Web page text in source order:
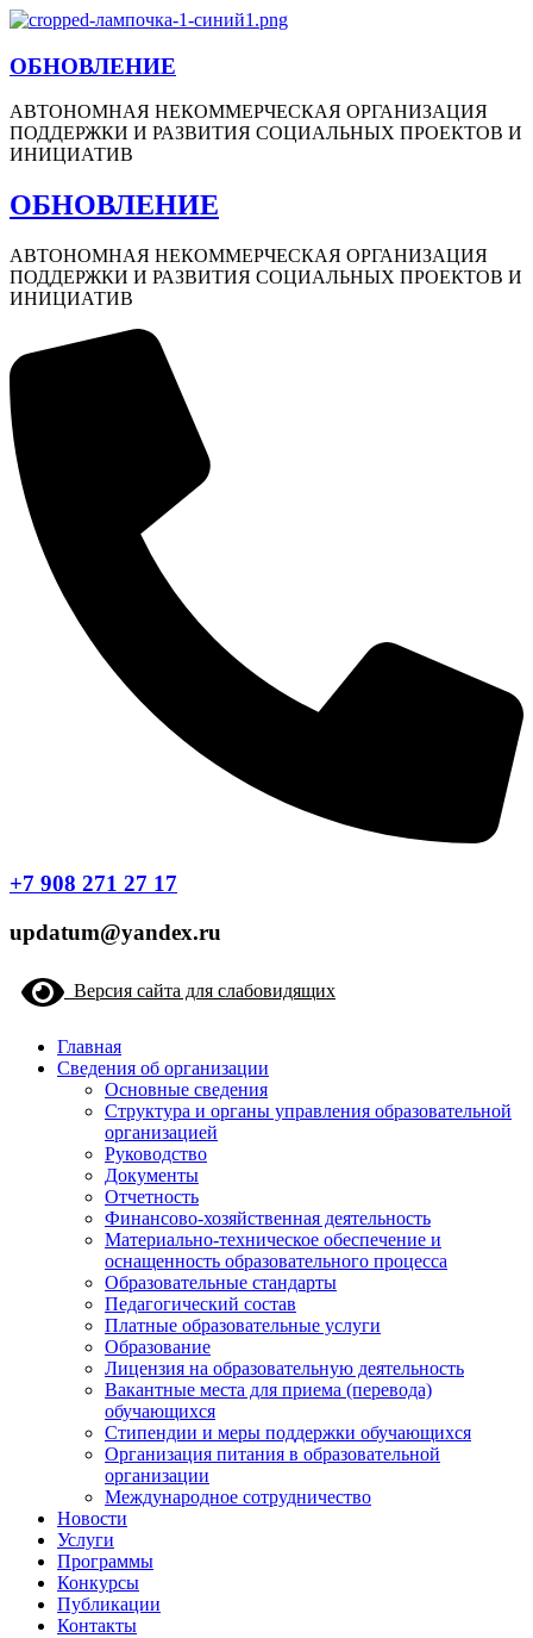
ОБНОВЛЕНИЕ
АВТОНОМНАЯ НЕКОММЕРЧЕСКАЯ ОРГАНИЗАЦИЯ
ПОДДЕРЖКИ И РАЗВИТИЯ СОЦИАЛЬНЫХ ПРОЕКТОВ И
ИНИЦИАТИВ
ОБНОВЛЕНИЕ
АВТОНОМНАЯ НЕКОММЕРЧЕСКАЯ ОРГАНИЗАЦИЯ
ПОДДЕРЖКИ И РАЗВИТИЯ СОЦИАЛЬНЫХ ПРОЕКТОВ И
ИНИЦИАТИВ
+7 908 271 27 17
updatum@yandex.ru
Версия сайта для слабовидящих
Главная
Сведения об организации
Основные сведения
Структура и органы управления образовательной
организацией
Руководство
Документы
Отчетность
Финансово-хозяйственная деятельность
Материально-техническое обеспечение и
оснащенность образовательного процесса
Образовательные стандарты
Педагогический состав
Платные образовательные услуги
Образование
Лицензия на образовательную деятельность
Вакантные места для приема (перевода)
обучающихся
Стипендии и меры поддержки обучающихся
Организация питания в образовательной
организации
Международное сотрудничество
Новости
Услуги
Программы
Конкурсы
Публикации
Контакты